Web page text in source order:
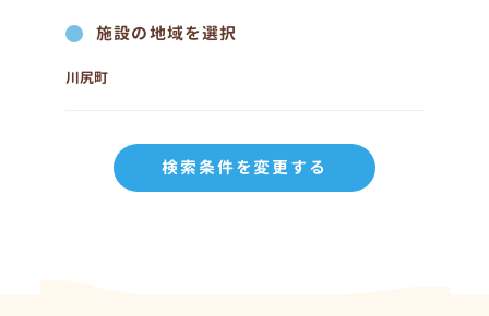
施設の地域を選択
川尻町
検索条件を変更する